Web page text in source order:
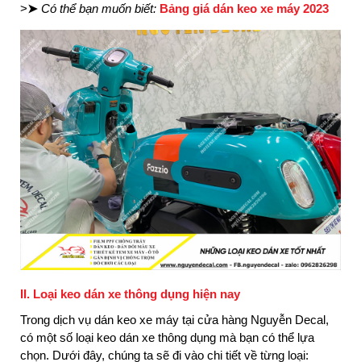
>➤ Có thể bạn muốn biết: Bảng giá dán keo xe máy 2023
II. Loại keo dán xe thông dụng hiện nay
Trong dịch vụ dán keo xe máy tại cửa hàng Nguyễn Decal,
có một số loại keo dán xe thông dụng mà bạn có thể lựa
chọn. Dưới đây, chúng ta sẽ đi vào chi tiết về từng loại: